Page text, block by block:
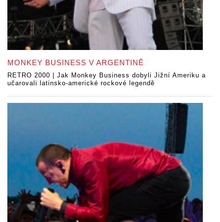
MONKEY BUSINESS V ARGENTINĚ
RETRO 2000 | Jak Monkey Business dobyli Jižní Ameriku a
učarovali latinsko-americké rockové legendě